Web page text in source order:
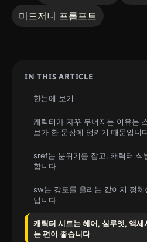
미드저니 프롬프트
IN THIS ARTICLE
한눈에 보기
캐릭터가 자꾸 무너지는 이유는
보가 한 문장에 엉키기 때문입니
sref는 분위기를 잡고, 캐릭터 식
합니다
sw는 강도를 올리는 값이지 정
닙니다
캐릭터 시트는 헤어, 실루엣, 액세
는 편이 좋습니다